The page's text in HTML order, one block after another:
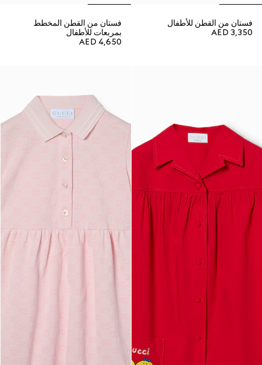
فستان من القطن للأطفال
AED 3,350
فستان من القطن المخطط
بمربعات للأطفال
AED 4,650